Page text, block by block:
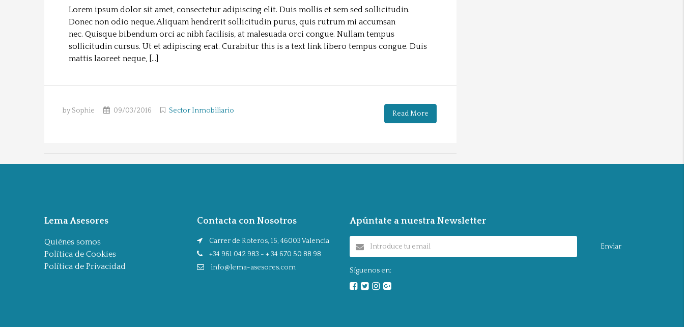
Lorem ipsum dolor sit amet, consectetur adipiscing elit. Duis mollis et sem sed sollicitudin.
Donec non odio neque. Aliquam hendrerit sollicitudin purus, quis rutrum mi accumsan
nec. Quisque bibendum orci ac nibh facilisis, at malesuada orci congue. Nullam tempus
sollicitudin cursus. Ut et adipiscing erat. Curabitur this is a text link libero tempus congue. Duis
mattis laoreet neque, […]
by Sophie 09/03/2016 Sector Inmobiliario Read More
Lema Asesores
Quiénes somos
Política de Cookies
Política de Privacidad
Contacta con Nosotros
Carrer de Roteros, 15, 46003 Valencia
+34 961 042 983 - + 34 670 50 88 98
info@lema-asesores.com
Apúntate a nuestra Newsletter
Enviar
Síguenos en: